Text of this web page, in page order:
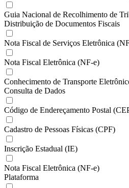
Guia Nacional de Recolhimento de
Distribuição de Documentos Fiscais
Nota Fiscal de Serviços Eletrônica
Nota Fiscal Eletrônica (NF-e)
Conhecimento de Transporte
Consulta de Dados
Código de Endereçamento Postal
Cadastro de Pessoas Físicas (CPF)
Inscrição Estadual (IE)
Nota Fiscal Eletrônica (NF-e)
Plataforma